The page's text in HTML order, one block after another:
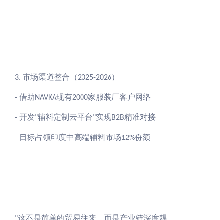
3. 市场渠道整合（2025-2026）
- 借助NAVKA现有2000家服装厂客户网络
- 开发"辅料定制云平台"实现B2B精准对接
- 目标占领印度中高端辅料市场12%份额
这不是简单的贸易往来，而是产业链深度耦